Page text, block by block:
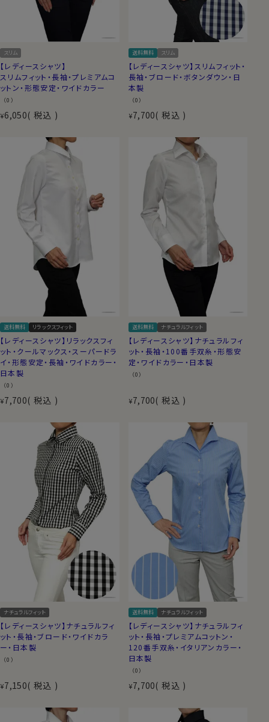
スリム
【レディースシャツ】
スリムフィット・長袖・プレミアムコ
ットン・形態安定・ワイドカラー
（0）
¥6,050 税込
送料無料 スリム
【レディースシャツ】スリムフィット・
長袖・ブロード・ボタンダウン・日
本製
（0）
¥7,700 税込
送料無料 リラックスフィット
【レディースシャツ】リラックスフィ
ット・クールマックス・スーパードラ
イ・形態安定・長袖・ワイドカラー・
日本製
（0）
¥7,700 税込
送料無料 ナチュラルフィット
【レディースシャツ】ナチュラルフィ
ット・長袖・100番手双糸・形態安
定・ワイドカラー・日本製
（0）
¥7,700 税込
ナチュラルフィット
【レディースシャツ】ナチュラルフィ
ット・長袖・ブロード・ワイドカラ
ー・日本製
（0）
¥7,150 税込
送料無料 ナチュラルフィット
【レディースシャツ】ナチュラルフィ
ット・長袖・プレミアムコットン・
120番手双糸・イタリアンカラー・
日本製
（0）
¥7,700 税込